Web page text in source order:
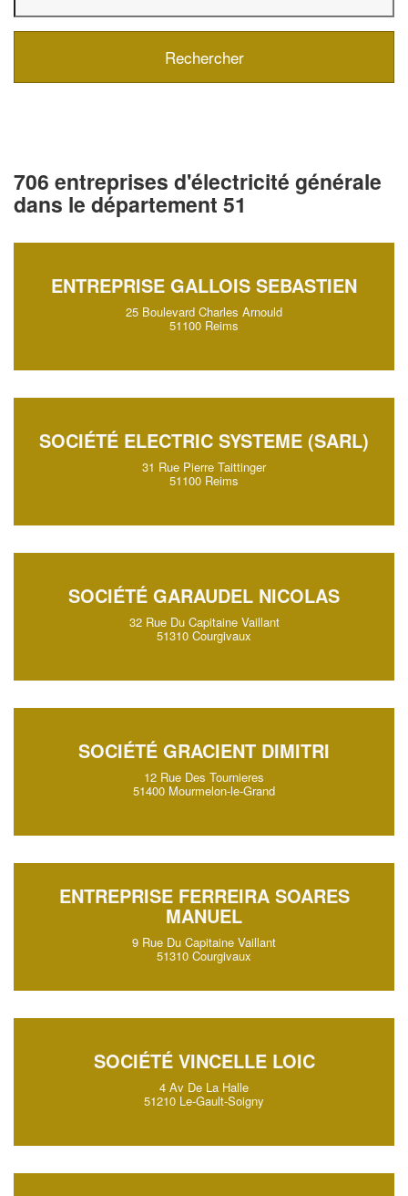
706 entreprises d'électricité générale
dans le département 51
ENTREPRISE GALLOIS SEBASTIEN
25 Boulevard Charles Arnould
51100 Reims
SOCIÉTÉ ELECTRIC SYSTEME (SARL)
31 Rue Pierre Taittinger
51100 Reims
SOCIÉTÉ GARAUDEL NICOLAS
32 Rue Du Capitaine Vaillant
51310 Courgivaux
SOCIÉTÉ GRACIENT DIMITRI
12 Rue Des Tournieres
51400 Mourmelon-le-Grand
ENTREPRISE FERREIRA SOARES
MANUEL
9 Rue Du Capitaine Vaillant
51310 Courgivaux
SOCIÉTÉ VINCELLE LOIC
4 Av De La Halle
51210 Le-Gault-Soigny